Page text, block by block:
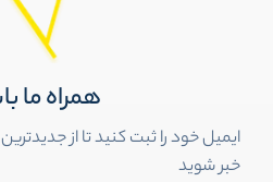
همراه ما
ایمیل خود را ثبت کنید تا از
خبر شوید